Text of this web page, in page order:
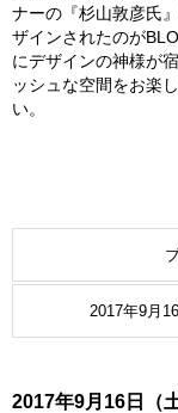
ナーの『杉山敦彦氏
ザインされたのが
にデザインの神様が
ッシュな空間をお楽
い。
2017年9月
2017年9月16日（